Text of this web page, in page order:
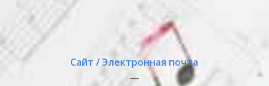
Сайт / Электронная почта
—